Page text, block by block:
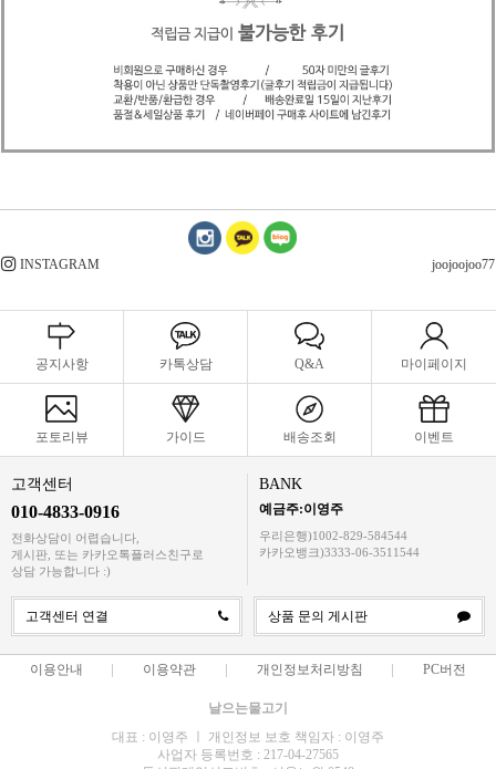
INSTAGRAM joojoojoo77
공지사항 카톡상담 Q&A 마이페이지
포토리뷰 가이드 배송조회 이벤트
고객센터
010-4833-0916
전화상담이 어렵습니다,
게시판, 또는 카카오톡플러스친구로
상담 가능합니다 :)
BANK
예금주:이영주
우리은행)1002-829-584544
카카오뱅크)3333-06-3511544
고객센터 연결 상품 문의 게시판
이용안내 이용약관 개인정보처리방침 PC버전
날으는물고기
대표 : 이영주 ㅣ 개인정보 보호 책임자 : 이영주
사업자 등록번호 : 217-04-27565